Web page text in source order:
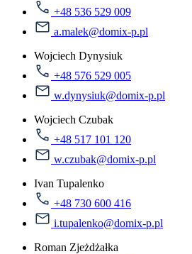
+48 536 529 009
a.malek@domix-p.pl
Wojciech Dynysiuk
+48 576 529 005
w.dynysiuk@domix-p.pl
Wojciech Czubak
+48 517 101 120
w.czubak@domix-p.pl
Ivan Tupalenko
+48 730 600 416
i.tupalenko@domix-p.pl
Roman Zjeżdżałka